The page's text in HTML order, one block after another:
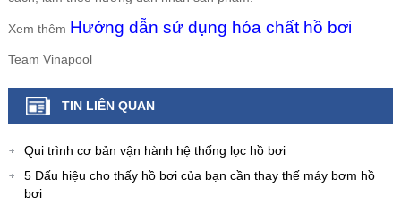
Xem thêm Hướng dẫn sử dụng hóa chất hồ bơi
Team Vinapool
TIN LIÊN QUAN
Qui trình cơ bản vận hành hệ thống lọc hồ bơi
5 Dấu hiệu cho thấy hồ bơi của bạn cần thay thế máy bơm hồ
bơi